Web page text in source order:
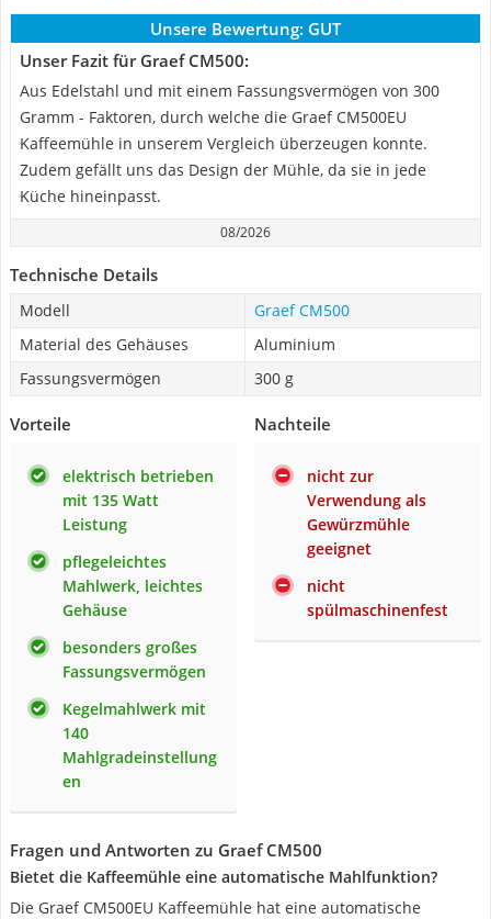
Unsere Bewertung: GUT
Unser Fazit für Graef CM500:
Aus Edelstahl und mit einem Fassungsvermögen von 300
Gramm - Faktoren, durch welche die Graef CM500EU
Kaffeemühle in unserem Vergleich überzeugen konnte.
Zudem gefällt uns das Design der Mühle, da sie in jede
Küche hineinpasst.
08/2026
Technische Details
Modell
Graef CM500
Material des Gehäuses
Aluminium
Fassungsvermögen
300 g
Vorteile
elektrisch betrieben
mit 135 Watt
Leistung
pflegeleichtes
Mahlwerk, leichtes
Gehäuse
besonders großes
Fassungsvermögen
Kegelmahlwerk mit
140
Mahlgradeinstellung
en
Nachteile
nicht zur
Verwendung als
Gewürzmühle
geeignet
nicht
spülmaschinenfest
Fragen und Antworten zu Graef CM500
Bietet die Kaffeemühle eine automatische Mahlfunktion?
Die Graef CM500EU Kaffeemühle hat eine automatische